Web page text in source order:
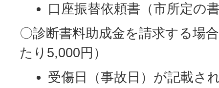
口座振替依頼書（市所定の
〇診断書料助成金を請求する場
たり5,000円）
受傷日（事故日）が記載さ